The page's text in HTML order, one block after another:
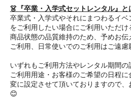
👗『卒業・入学式セットレンタル』と
卒業式・入学式やそれにまつわるイ
をご利用したい場合にご利用いただけ
商品状態の品質維持のため、予めお
ご利用、日常使いでのご利用はご遠慮
いずれもご利用方法やレンタル期間の
ご利用用途・お客様のご希望の日程
変に設定させて頂いておりますので
😊